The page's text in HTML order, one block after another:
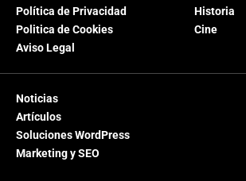
Política de Privacidad
Politica de Cookies
Aviso Legal
Historia
Cine
Noticias
Artículos
Soluciones WordPress
Marketing y SEO